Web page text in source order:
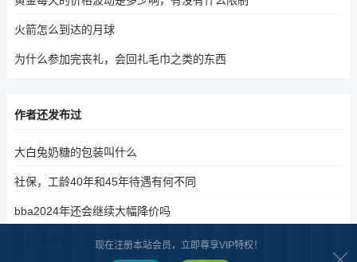
火箭怎么到达的月球
为什么参加完丧礼，会回礼毛巾之类的东西
作者还发布过
大白兔奶糖的包装叫什么
社保，工龄40年和45年待遇有何不同
bba2024年还会继续大幅降价吗
东北话等老秋什么意思现在注册本站会员，立即尊享VIP特权！